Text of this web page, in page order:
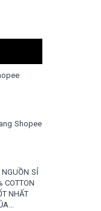
Shopee
SỈ
COTTON
NHẤT